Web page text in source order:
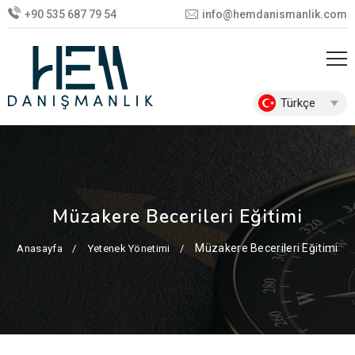
+90 535 687 79 54 info@hemdanismanlik.com
Türkçe
Müzakere Becerileri Eğitimi
Anasayfa Yetenek Yönetimi Müzakere Becerileri Eğitimi